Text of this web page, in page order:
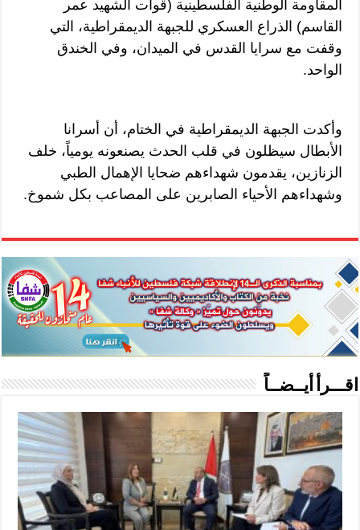
المقاومة الوطنية الفلسطينية (قوات الشهيد عمر
القاسم) الذراع العسكري للجبهة الديمقراطية، التي
وقفت مع سرايا القدس في الميدان، وفي الخندق
الواحد.
وأكدت الجبهة الديمقراطية في الختام، أن أسرانا
الأبطال سيظلون في قلب الحدث يصنعونه يومياً، خلف
الزنازين، يقدمون شهداءهم ضحايا الإهمال الطبي
وشهداءهم الأحياء الصابرين على المصاعب بكل شموخ.
اقـــرأ أيــضــاً